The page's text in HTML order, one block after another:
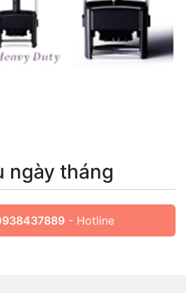
ngày tháng
- Hotline